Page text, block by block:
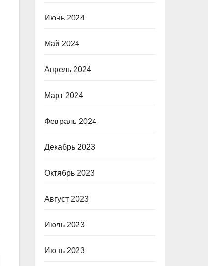
Июнь 2024
Май 2024
Апрель 2024
Март 2024
Февраль 2024
Декабрь 2023
Октябрь 2023
Август 2023
Июль 2023
Июнь 2023